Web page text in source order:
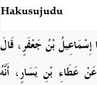
Hakusujudu
إِسْمَاعِيلُ بْنُ جَعْفَرٍ، قَالَ
عَطَاءِ بْنِ يَسَارٍ، أَنَّهُ